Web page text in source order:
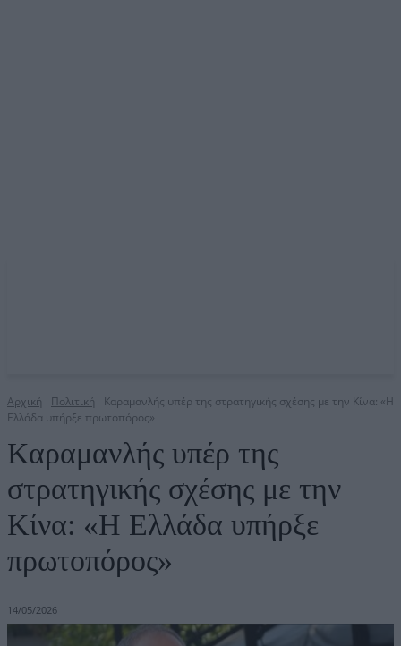
Αρχική Πολιτική
Καραμανλής υπέρ της στρατηγικής σχέσης με την Κίνα: «Η
Ελλάδα υπήρξε πρωτοπόρος»
Καραμανλής υπέρ της
στρατηγικής σχέσης με την
Κίνα: «Η Ελλάδα υπήρξε
πρωτοπόρος»
14/05/2026